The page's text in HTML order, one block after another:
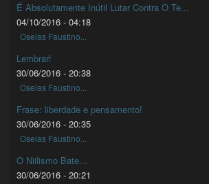
É Absolutamente Inútil Lutar Contra O Te...
04/10/2016 - 04:18
Oseias Faustino...
Lembrar!
30/06/2016 - 20:38
Oseias Faustino...
Frase: liberdade e pensamento!
30/06/2016 - 20:35
Oseias Faustino...
O Niilismo Bate...
30/06/2016 - 20:21